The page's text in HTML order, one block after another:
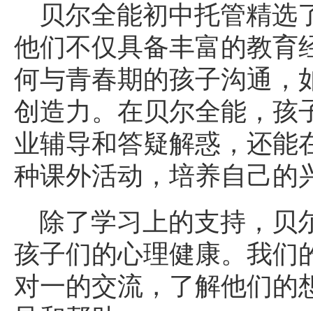
贝尔全能初中托管精选
他们不仅具备丰富的教育
何与青春期的孩子沟通，
创造力。在贝尔全能，孩
业辅导和答疑解惑，还能
种课外活动，培养自己的
除了学习上的支持，贝
孩子们的心理健康。我们
对一的交流，了解他们的